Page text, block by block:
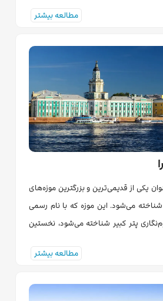
مطالعه بیشتر
یکی از قدیمی‌ترین و بزرگترین موزه‌های
می‌شود. این موزه که با نام رسمی
پتر کبیر شناخته می‌شود، نخستین
مطالعه بیشتر